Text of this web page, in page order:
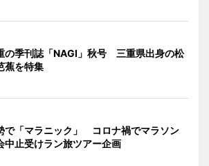
の季刊誌「NAGI」秋号 三重県出身の松
蕉を特集
で「マラニック」 コロナ禍でマラソン
中止受けラン旅ツアー企画